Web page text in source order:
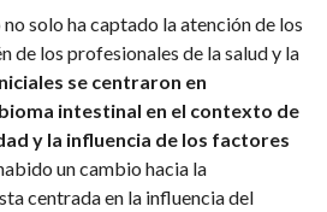
solo ha captado la atención de los
de los profesionales de la salud y la
se centraron en
intestinal en el contexto de
y la influencia de los factores
un cambio hacia la
centrada en la influencia del